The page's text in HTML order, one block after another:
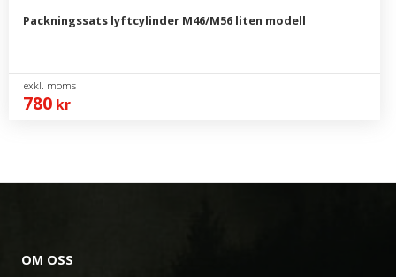
Packningssats lyftcylinder M46/M56 liten modell
780 kr
OM OSS